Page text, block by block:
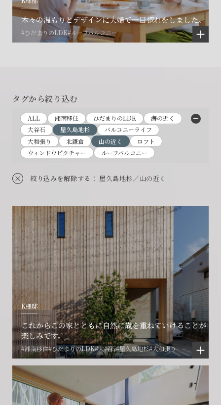
木々の温もりとデザインに夫婦で一目惚れをしました。
#ひだまりのLDK#ルーフバルコニー
タグから絞り込む
ALL 湘南移住 ひだまりのLDK
海の近く
大谷石
屋久島地杉
バルコニーライフ
大和張り
北鎌倉 山の近く
ロフト
ウィンドウピクチャー
ルーフバルコニー
絞り込みを解除する ： 屋久島地杉／山の近く
K様邸
これからこの家とともに自然に歳を重ねていけることが
楽しみです。
#湘南移住#ひだまりのLDK#大谷石#屋久島地杉#大和張り